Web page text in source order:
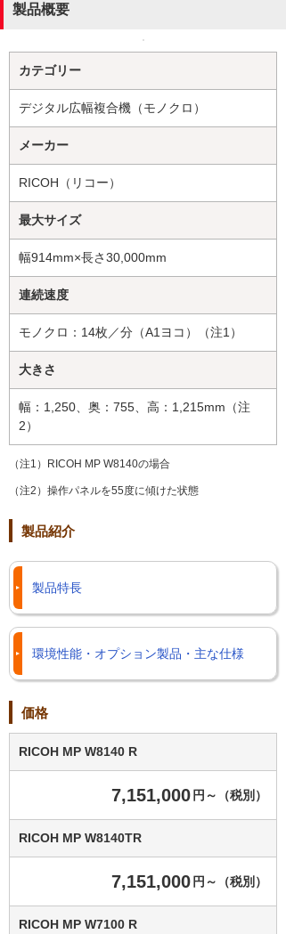
製品概要
カテゴリー
デジタル広幅複合機（モノクロ）
メーカー
RICOH（リコー）
最大サイズ
幅914mm×長さ30,000mm
連続速度
モノクロ：14枚／分（A1ヨコ）（注1）
大きさ
幅：1,250、奥：755、高：1,215mm（注
2）
（注1）RICOH MP W8140の場合
（注2）操作パネルを55度に傾けた状態
製品紹介
製品特長
環境性能・オプション製品・主な仕様
価格
RICOH MP W8140 R
7,151,000 円～（税別）
RICOH MP W8140TR
7,151,000 円～（税別）
RICOH MP W7100 R